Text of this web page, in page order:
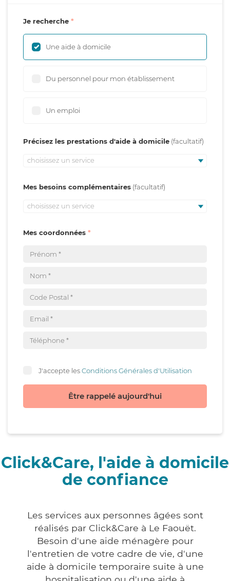
Je recherche
Une aide à domicile
Du personnel pour mon établissement
Un emploi
Précisez les prestations d'aide à domicile
choisissez un service
Mes besoins complémentaires
choisissez un service
Mes coordonnées
J'accepte lesConditions Générales d'Utilisation
Être rappelé aujourd'hui
Click&Care, l'aide à domicile
de confiance
Les services aux personnes âgées sont
réalisés par Click&Care à Le Faouët.
Besoin d'une aide ménagère pour
l'entretien de votre cadre de vie, d'une
aide à domicile temporaire suite à une